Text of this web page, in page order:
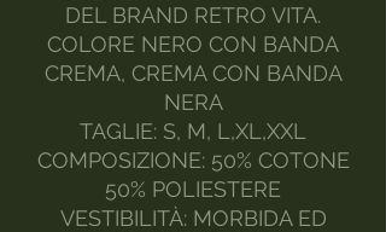
DEL BRAND RETRO VITA.
COLORE NERO CON BANDA
CREMA, CREMA CON BANDA
NERA
TAGLIE: S, M, L,XL,XXL
COMPOSIZIONE: 50% COTONE
50% POLIESTERE
VESTIBILITÀ: MORBIDA ED